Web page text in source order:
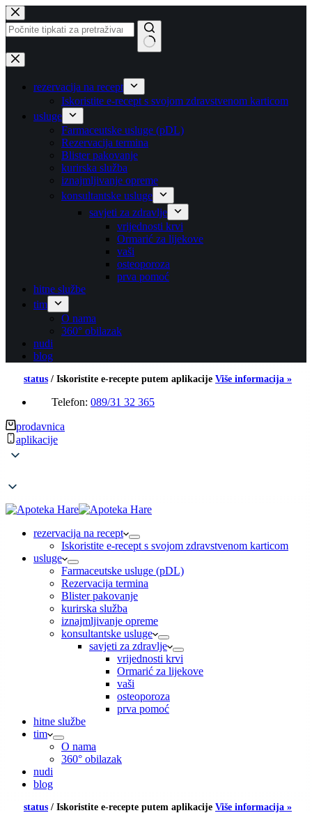
Preskoči
na
sadržaj
Nema
rezultata
rezervacija na recept
Iskoristite e-recept s svojom zdravstvenom karticom
usluge
Farmaceutske usluge (pDL)
Rezervacija termina
Blister pakovanje
kurirska služba
iznajmljivanje opreme
konsultantske usluge
savjeti za zdravlje
vrijednosti krvi
Ormarić za lijekove
vaši
osteoporoza
prva pomoć
hitne službe
tim
O nama
360° obilazak
nudi
blog
status / Iskoristite e-recepte putem aplikacije Više informacija »
Telefon: 089/31 32 365
prodavnica
aplikacije
rezervacija na recept
Iskoristite e-recept s svojom zdravstvenom karticom
usluge
Farmaceutske usluge (pDL)
Rezervacija termina
Blister pakovanje
kurirska služba
iznajmljivanje opreme
konsultantske usluge
savjeti za zdravlje
vrijednosti krvi
Ormarić za lijekove
vaši
osteoporoza
prva pomoć
hitne službe
tim
O nama
360° obilazak
nudi
blog
status / Iskoristite e-recepte putem aplikacije Više informacija »